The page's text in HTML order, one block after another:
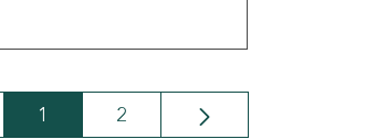
Seite
1 Seite
2